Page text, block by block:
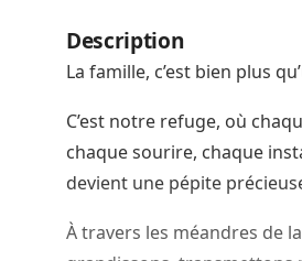
Description
La famille, c’est bien plus
C’est notre refuge, où
chaque sourire, chaque
devient une pépite
À travers les méandres de